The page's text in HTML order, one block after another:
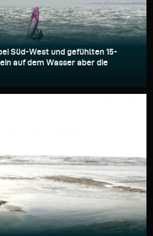
Süd-West und gefühlten 15-
auf dem Wasser aber die